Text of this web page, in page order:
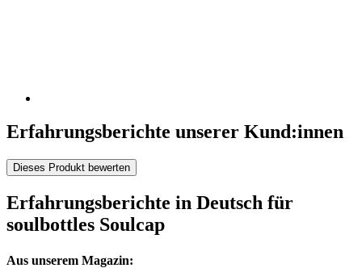
Erfahrungsberichte unserer Kund:innen
Dieses Produkt bewerten
Erfahrungsberichte in Deutsch für
soulbottles Soulcap
Aus unserem Magazin: